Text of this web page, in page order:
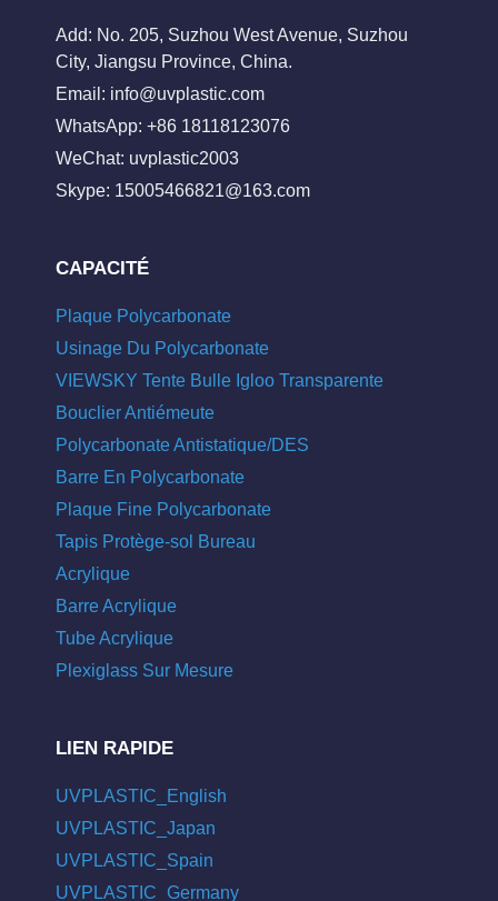
Add: No. 205, Suzhou West Avenue, Suzhou
City, Jiangsu Province, China.
Email: info@uvplastic.com
WhatsApp: +86 18118123076
WeChat: uvplastic2003
Skype: 15005466821@163.com
CAPACITÉ
Plaque Polycarbonate
Usinage Du Polycarbonate
VIEWSKY Tente Bulle Igloo Transparente
Bouclier Antiémeute
Polycarbonate Antistatique/DES
Barre En Polycarbonate
Plaque Fine Polycarbonate
Tapis Protège-sol Bureau
Acrylique
Barre Acrylique
Tube Acrylique
Plexiglass Sur Mesure
LIEN RAPIDE
UVPLASTIC_English
UVPLASTIC_Japan
UVPLASTIC_Spain
UVPLASTIC_Germany